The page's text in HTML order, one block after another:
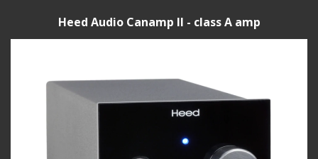
Heed Audio Canamp II - class A amp